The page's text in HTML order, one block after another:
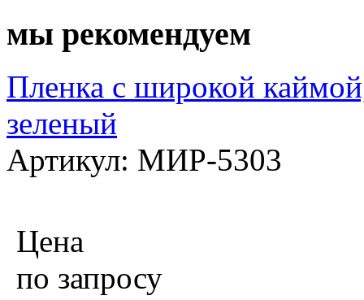
мы рекомендуем
Пленка с широкой
зеленый
Артикул: МИР-5303
Цена
по запросу